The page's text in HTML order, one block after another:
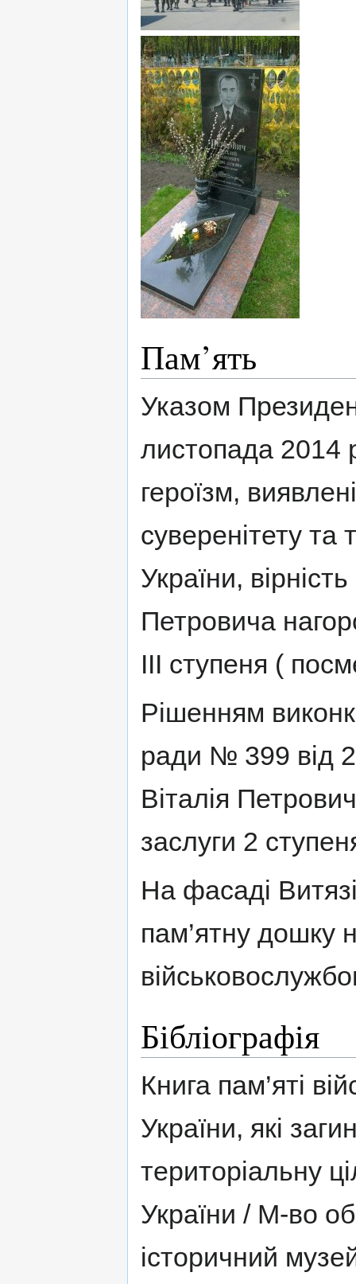
Пам’ять
Указом
листопада 2014
героїзм,
суверенітету та
України,
Петровича
ІІІ ступеня (
Рішенням
ради № 399 від
Віталія
заслуги 2
На фасаді
пам’ятну дошку
Бібліографія
Книга пам’яті
України, які
територіальну
України / М-во
історичний